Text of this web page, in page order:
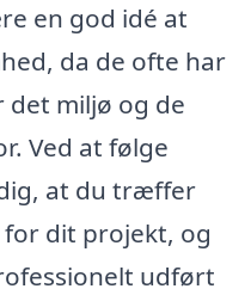
en god idé at
da de ofte har
det miljø og de
Ved at følge
at du træffer
dit projekt, og
udført